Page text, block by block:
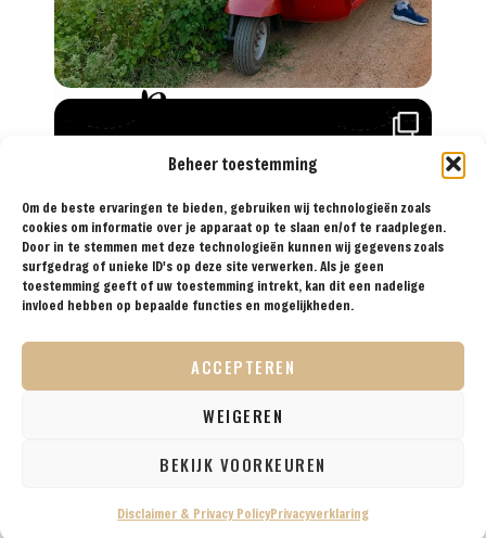
Beheer toestemming
Om de beste ervaringen te bieden, gebruiken wij technologieën zoals
cookies om informatie over je apparaat op te slaan en/of te raadplegen.
Door in te stemmen met deze technologieën kunnen wij gegevens zoals
surfgedrag of unieke ID's op deze site verwerken. Als je geen
toestemming geeft of uw toestemming intrekt, kan dit een nadelige
invloed hebben op bepaalde functies en mogelijkheden.
ACCEPTEREN
WEIGEREN
BEKIJK VOORKEUREN
Disclaimer & Privacy PolicyPrivacyverklaring
Reisprins.nl biedt al sinds 2018 de meest
praktische reistips aan voor de avontuurlijke
reiziger. Met onze tips, reisroutes en
reisverslagen ga je met een gerust hart op reis!
BESTEMMINGEN
TIPS REISVERSLAGEN
VOLG ONS OP SOCIAL